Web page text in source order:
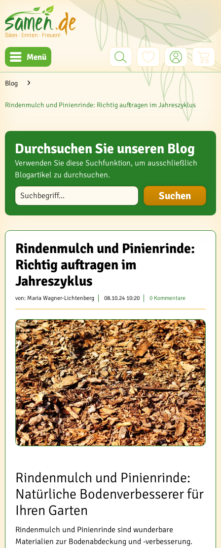
Menü
Blog
Rindenmulch und Pinienrinde: Richtig auftragen im Jahreszyklus
Durchsuchen Sie unseren Blog
Verwenden Sie diese Suchfunktion, um ausschließlich
Blogartikel zu durchsuchen.
Blog durchsuchen
Rindenmulch und Pinienrinde:
Richtig auftragen im
Jahreszyklus
von: Maria Wagner-Lichtenberg 08.10.24 10:20 0 Kommentare
Rindenmulch und Pinienrinde:
Natürliche Bodenverbesserer für
Ihren Garten
Rindenmulch und Pinienrinde sind wunderbare
Materialien zur Bodenabdeckung und -verbesserung.